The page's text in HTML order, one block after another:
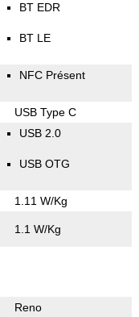
BT EDR
BT LE
NFC Présent
USB Type C
USB 2.0
USB OTG
1.11 W/Kg
1.1 W/Kg
Reno